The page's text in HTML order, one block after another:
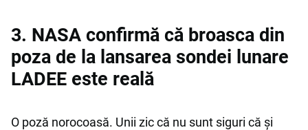
3. NASA confirmă că broasca din
poza de la lansarea sondei lunare
LADEE este reală
O poză norocoasă. Unii zic că nu sunt siguri că și